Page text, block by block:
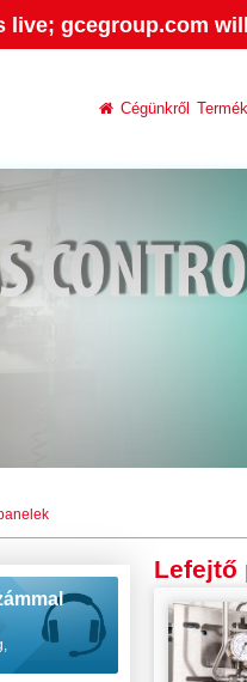
live; gcegroup.com
Cégünkről
Lefejtő